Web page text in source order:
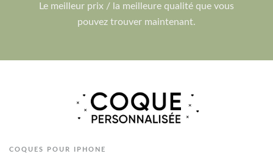
Le meilleur prix / la meilleure qualité que vous
pouvez trouver maintenant.
COQUES POUR IPHONE